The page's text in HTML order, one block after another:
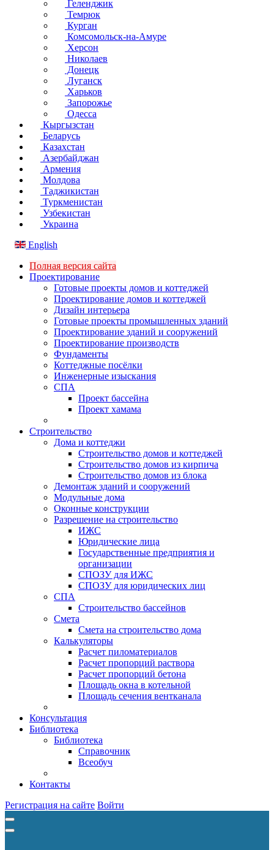
Геленджик
Темрюк
Курган
Комсомольск-на-Амуре
Херсон
Николаев
Донецк
Луганск
Харьков
Запорожье
Одесса
Кыргызстан
Беларусь
Казахстан
Азербайджан
Армения
Молдова
Таджикистан
Туркменистан
Узбекистан
Украина
English
Полная версия сайта
Проектирование
Готовые проекты домов и коттеджей
Проектирование домов и коттеджей
Дизайн интерьера
Готовые проекты промышленных зданий
Проектирование зданий и сооружений
Проектирование производств
Фундаменты
Коттеджные посёлки
Инженерные изыскания
СПА
Проект бассейна
Проект хамама
Строительство
Дома и коттеджи
Строительство домов и коттеджей
Строительство домов из кирпича
Строительство домов из блока
Демонтаж зданий и сооружений
Модульные дома
Оконные конструкции
Разрешение на строительство
ИЖС
Юридические лица
Государственные предприятия и
организации
СПОЗУ для ИЖС
СПОЗУ для юридических лиц
СПА
Строительство бассейнов
Смета
Смета на строительство дома
Калькуляторы
Расчет пиломатериалов
Расчет пропорций раствора
Расчет пропорций бетона
Площадь окна в котельной
Площадь сечения вентканала
Консультация
Библиотека
Библиотека
Справочник
Всеобуч
Контакты
Регистрация на сайте Войти